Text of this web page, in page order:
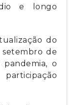
e longo
do
de
o